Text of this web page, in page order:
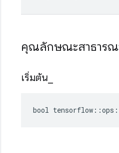
คุณลักษณะสาธารณ
เริ่มต้น
bool